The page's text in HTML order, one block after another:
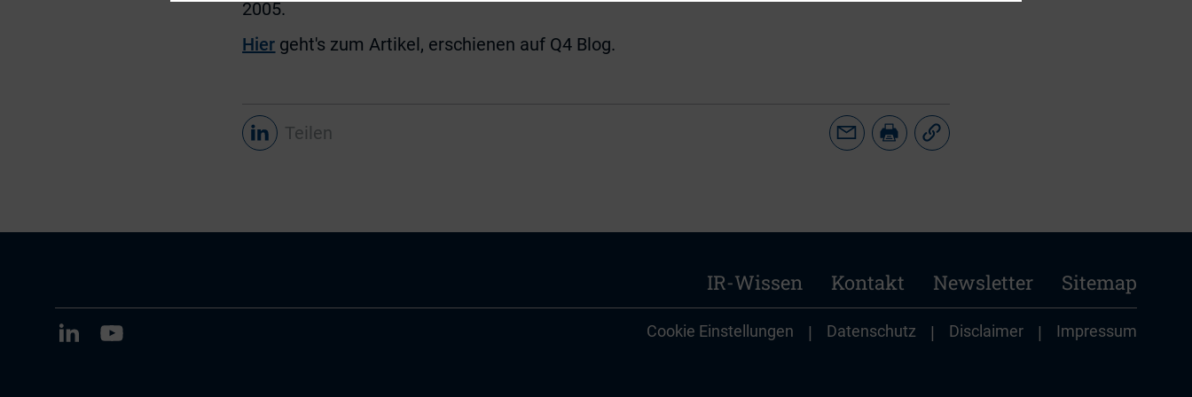
2005.
Hier geht's zum Artikel, erschienen auf Q4 Blog.
Teilen
IR-Wissen Kontakt Newsletter Sitemap
Cookie Einstellungen | Datenschutz | Disclaimer | Impressum